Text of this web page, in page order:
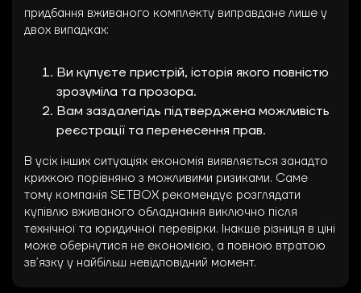
придбання вживаного комплекту виправдане лише у
двох випадках:
Ви купуєте пристрій, історія якого повністю
зрозуміла та прозора.
Вам заздалегідь підтверджена можливість
реєстрації та перенесення прав.
В усіх інших ситуаціях економія виявляється занадто
крихкою порівняно з можливими ризиками. Саме
тому компанія SETBOX рекомендує розглядати
купівлю вживаного обладнання виключно після
технічної та юридичної перевірки. Інакше різниця в ціні
може обернутися не економією, а повною втратою
зв’язку у найбільш невідповідний момент.